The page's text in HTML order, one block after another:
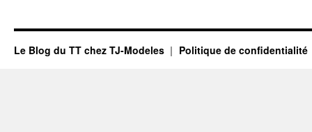
Le Blog du TT chez TJ-Modeles Politique de confidentialité